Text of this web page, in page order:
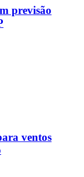
previsão
ventos